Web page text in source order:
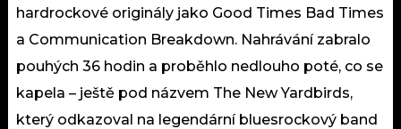
hardrockové originály jako Good Times Bad Times
a Communication Breakdown. Nahrávání zabralo
pouhých 36 hodin a proběhlo nedlouho poté, co se
kapela – ještě pod názvem The New Yardbirds,
který odkazoval na legendární bluesrockový band